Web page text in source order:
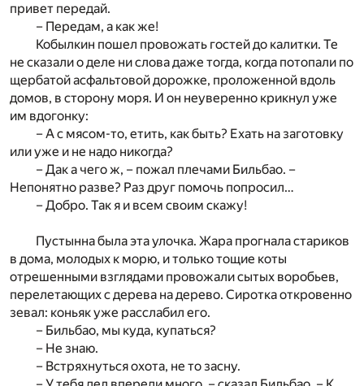
привет передай.
– Передам, а как же!
Кобылкин пошел провожать гостей до калитки. Те
не сказали о деле ни слова даже тогда, когда потопали по
щербатой асфальтовой дорожке, проложенной вдоль
домов, в сторону моря. И он неуверенно крикнул уже
им вдогонку:
– А с мясом-то, етить, как быть? Ехать на заготовку
или уже и не надо никогда?
– Дак а чего ж, – пожал плечами Бильбао. –
Непонятно разве? Раз друг помочь попросил…
– Добро. Так я и всем своим скажу!
Пустынна была эта улочка. Жара прогнала стариков
в дома, молодых к морю, и только тощие коты
отрешенными взглядами провожали сытых воробьев,
перелетающих с дерева на дерево. Сиротка откровенно
зевал: коньяк уже расслабил его.
– Бильбао, мы куда, купаться?
– Не знаю.
– Встряхнуться охота, не то засну.